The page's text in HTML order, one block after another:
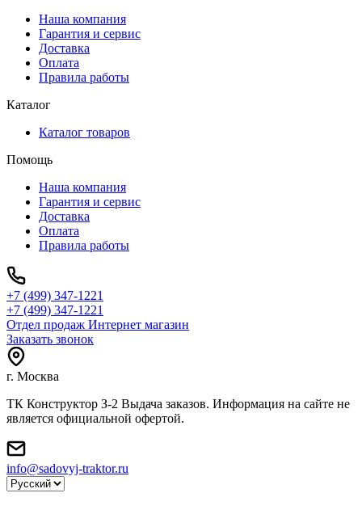
Наша компания
Гарантия и сервис
Доставка
Оплата
Правила работы
Каталог
Каталог товаров
Помощь
Наша компания
Гарантия и сервис
Доставка
Оплата
Правила работы
+7 (499) 347-1221
+7 (499) 347-1221
Отдел продаж Интернет магазин
Заказать звонок
г. Москва
ТК Конструктор З-2 Выдача заказов. Информация на сайте не
является официальной офертой.
info@sadovyj-traktor.ru